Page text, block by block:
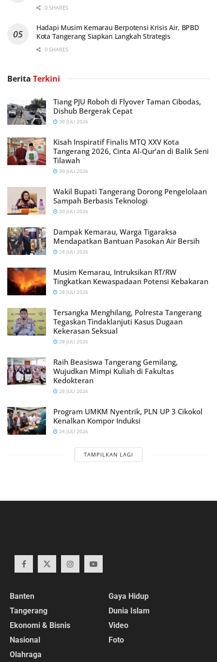
0 SHARES
Hadapi Musim Kemarau Berpotensi Krisis Air, BPBD
Kota Tangerang Siapkan Langkah Strategis
0 SHARES
Berita Terkini
Tiang PJU Roboh di Flyover Taman Cibodas,
Dishub Bergerak Cepat
30 JULI 2026
Kisah Inspiratif Finalis MTQ XXV Kota
Tangerang 2026, Cinta Al-Qur’an di Balik Seni
Tilawah
30 JULI 2026
Wakil Bupati Tangerang Dorong Pengelolaan
Sampah Berbasis Teknologi
30 JULI 2026
Dampak Kemarau, Warga Tigaraksa
Mendapatkan Bantuan Pasokan Air Bersih
28 JULI 2026
Musim Kemarau, Intruksikan RT/RW
Tingkatkan Kewaspadaan Potensi Kebakaran
28 JULI 2026
Tersangka Menghilang, Polresta Tangerang
Tegaskan Tindaklanjuti Kasus Dugaan
Kekerasan Seksual
28 JULI 2026
Raih Beasiswa Tangerang Gemilang,
Wujudkan Mimpi Kuliah di Fakultas
Kedokteran
28 JULI 2026
Program UMKM Nyentrik, PLN UP 3 Cikokol
Kenalkan Kompor Induksi
24 JULI 2026
TAMPILKAN LAGI
Banten
Tangerang
Ekonomi & Bisnis
Nasional
Olahraga
Gaya Hidup
Dunia Islam
Video
Foto